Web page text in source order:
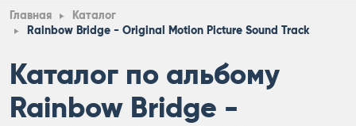
Главная
Каталог
Rainbow Bridge - Original Motion Picture Sound Track
Каталог по альбому
Rainbow Bridge -